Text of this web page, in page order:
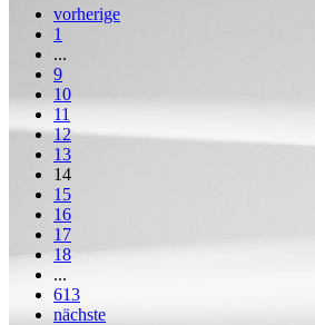
vorherige
1
...
9
10
11
12
13
14
15
16
17
18
...
613
nächste